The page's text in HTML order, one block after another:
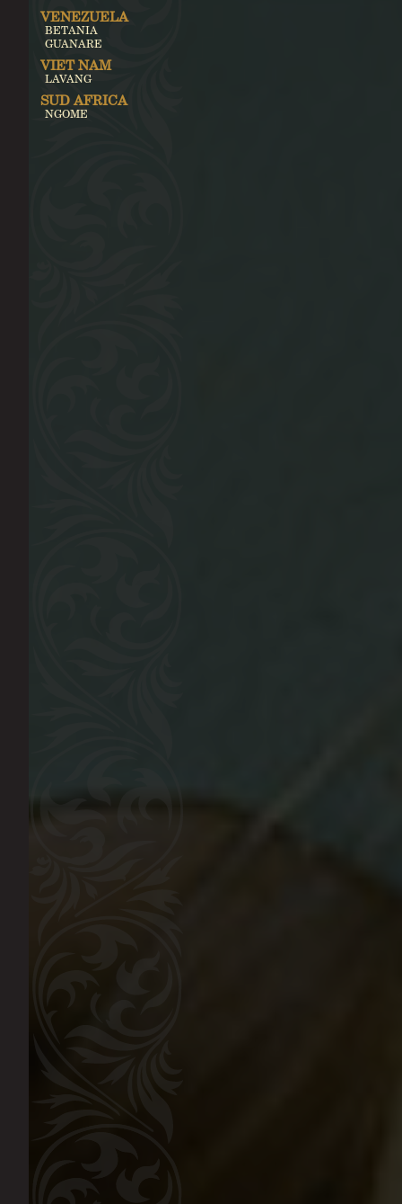
VENEZUELA
BETANIA
GUANARE
VIET NAM
LAVANG
SUD AFRICA
NGOME